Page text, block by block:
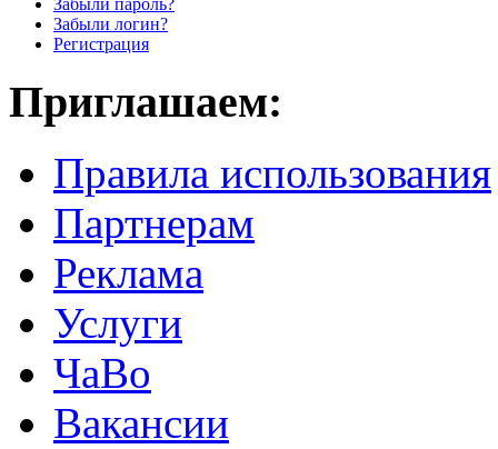
Забыли логин?
Регистрация
Приглашаем:
Правила использования
Партнерам
Реклама
Услуги
ЧаВо
Вакансии